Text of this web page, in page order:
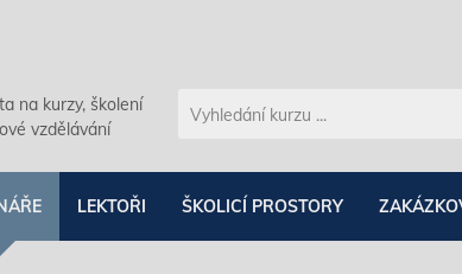
na kurzy, školení
vzdělávání
LEKTOŘI ŠKOLICÍ PROSTORY